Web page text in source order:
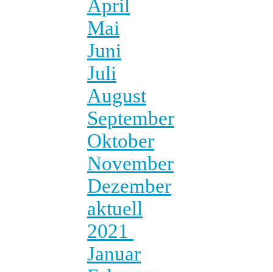
April
Mai
Juni
Juli
August
September
Oktober
November
Dezember
aktuell
2021
Januar